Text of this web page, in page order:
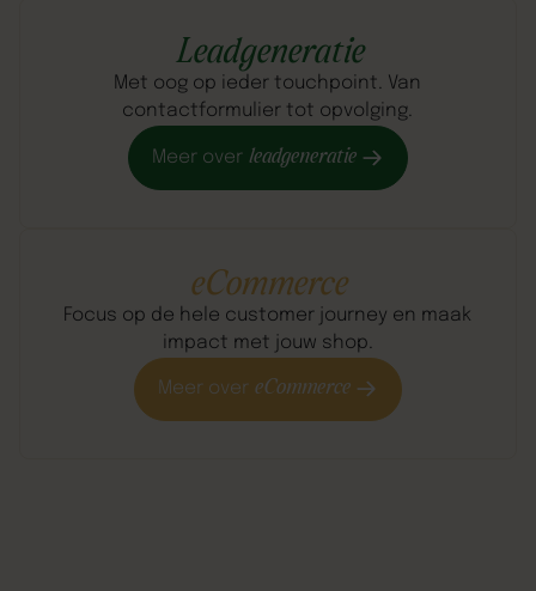
Leadgeneratie
Met oog op ieder touchpoint. Van
contactformulier tot opvolging.
Meer over leadgeneratie
eCommerce
Focus op de hele customer journey en maak
impact met jouw shop.
Meer over eCommerce